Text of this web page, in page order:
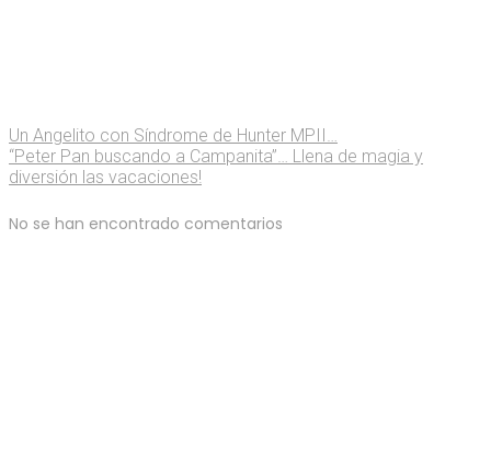
Un Angelito con Síndrome de Hunter MPII…
“Peter Pan buscando a Campanita”… Llena de magia y
diversión las vacaciones!
No se han encontrado comentarios